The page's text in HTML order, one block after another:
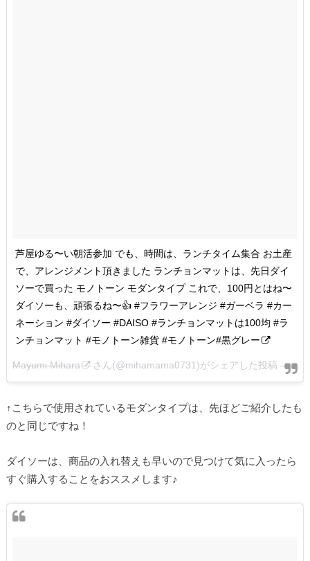
芦屋ゆる〜い朝活参加 でも、時間は、ランチタイム集合 お土産
で、アレンジメント頂きました ランチョンマットは、先日ダイ
ソーで買った モノトーン モダンタイプ これで、100円とはね〜
ダイソーも、頑張るね〜👍 #フラワーアレンジ #ガーベラ #カー
ネーション #ダイソー #DAISO #ランチョンマットは100均 #ラ
ンチョンマット #モノトーン雑貨 #モノトーン#黒グレー
Mayumi Mihara さん(@mihamama0731)がシェアした投稿 –
↑こちらで使用されているモダンタイプは、先ほどご紹介したも
のと同じですね！
ダイソーは、商品の入れ替えも早いので見つけて気に入ったら
すぐ購入することをおススメします♪